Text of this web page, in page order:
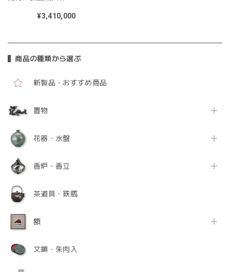
商品の種類から選ぶ
新製品・おすすめ商品
置物
花器・水盤
香炉・香立
茶道具・鉄瓶
額
文鎮・朱肉入
¥3,410,000